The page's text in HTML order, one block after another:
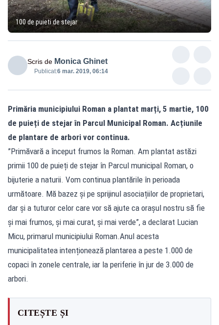
100 de puieti de stejar
Scris de Monica Ghinet
Publicat:6 mar. 2019, 06:14
Primăria municipiului Roman a plantat marți, 5 martie, 100
de puieți de stejar în Parcul Municipal Roman. Acțiunile
de plantare de arbori vor continua.
”Primăvară a început frumos la Roman. Am plantat astăzi
primii 100 de puieți de stejar în Parcul municipal Roman, o
bijuterie a naturii. Vom continua plantările în perioada
următoare. Mă bazez și pe sprijinul asociațiilor de proprietari,
dar și a tuturor celor care vor să ajute ca orașul nostru să fie
și mai frumos, și mai curat, și mai verde”, a declarat Lucian
Micu, primarul municipiului Roman.Anul acesta
municipalitatea intenționează plantarea a peste 1.000 de
copaci în zonele centrale, iar la periferie în jur de 3.000 de
arbori.
CITEȘTE ȘI